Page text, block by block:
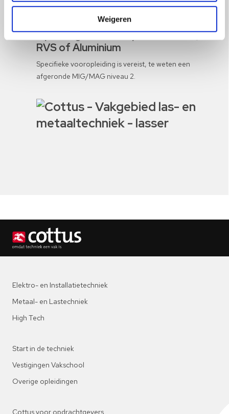
Weigeren
lesboeken
Opleidingseisen MIG/MAG 3 Staal,
RVS of Aluminium
Specifieke vooropleiding is vereist, te weten een
afgeronde MIG/MAG niveau 2.
Elektro- en Installatietechniek
Metaal- en Lastechniek
High Tech
Start in de techniek
Vestigingen Vakschool
Overige opleidingen
Cottus voor opdrachtgevers